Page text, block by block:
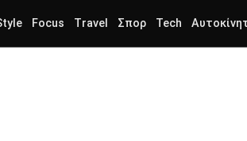
Focus Travel Σπορ Tech